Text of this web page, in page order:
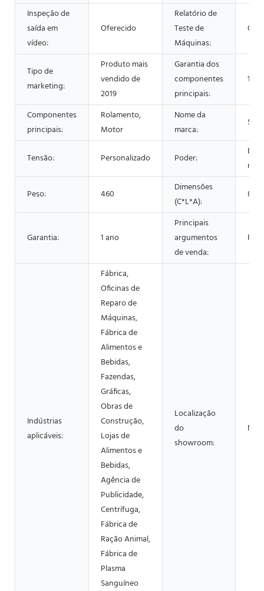
Inspeção de
saída em
vídeo:
Oferecido
Relatório de
Teste de
Máquinas:
Tipo de
marketing:
Produto mais
vendido de
2019
Garantia dos
componentes
principais:
1
Componentes
principais:
Rolamento,
Motor
Nome da
marca:
Tensão: Personalizado Poder:
Peso: 460
Dimensões
(C*L*A):
Garantia: 1 ano
Principais
argumentos
de venda:
Indústrias
aplicáveis:
Fábrica,
Oficinas de
Reparo de
Máquinas,
Fábrica de
Alimentos e
Bebidas,
Fazendas,
Gráficas,
Obras de
Construção,
Lojas de
Alimentos e
Bebidas,
Agência de
Publicidade,
Centrífuga,
Fábrica de
Ração Animal,
Fábrica de
Plasma
Sanguíneo
Localização
do
showroom: